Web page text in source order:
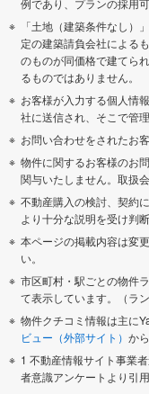
例であり、プランの採用
「土地（建築条件なし）
定の建築請負会社による
のものが同価格で建てら
るものではありません。
お客様が入力する個人情
社に送信され、そこで管理
お問い合わせをされたお
物件に関するお客様のお
関与いたしません。取扱
不動産購入の検討、契約
より十分な説明を受け判
本ページの掲載内容は変
い。
市区町村・駅ごとの物件
て表示しています。（ラ
物件クチコミ情報は主に
ビュー（外部サイト） か
1 不動産情報サイト事業
者意識アンケートより引用